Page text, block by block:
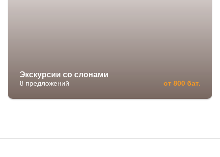
Экскурсии со слонами
8 предложений от 800 бат.